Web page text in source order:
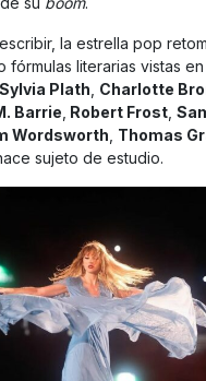
la estrella pop
fórmulas literarias vistas
Sylvia Plath Charlotte
Barrie Robert Frost
Wordsworth Thomas
sujeto de estudio.